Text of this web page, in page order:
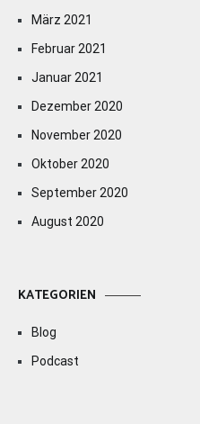
März 2021
Februar 2021
Januar 2021
Dezember 2020
November 2020
Oktober 2020
September 2020
August 2020
KATEGORIEN
Blog
Podcast